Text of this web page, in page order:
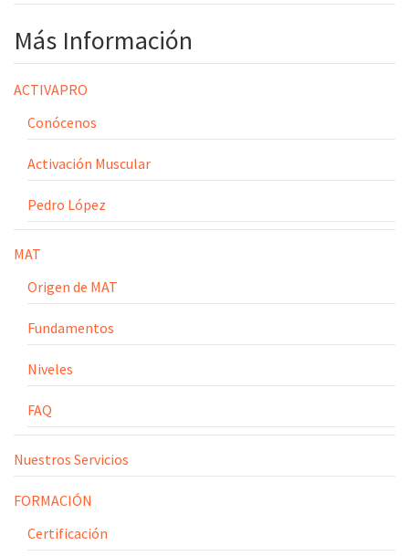
Más Información
ACTIVAPRO
Conócenos
Activación Muscular
Pedro López
MAT
Origen de MAT
Fundamentos
Niveles
FAQ
Nuestros Servicios
FORMACIÓN
Certificación